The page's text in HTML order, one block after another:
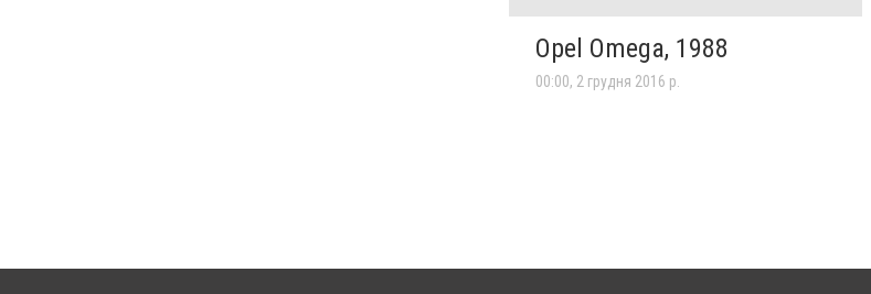
Opel Omega, 1988
00:00, 2 грудня 2016 р.